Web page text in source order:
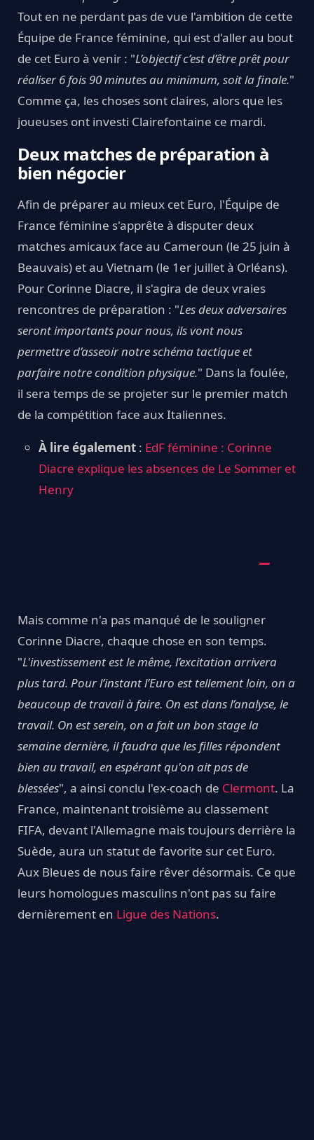
Tout en ne perdant pas de vue l'ambition de cette
Équipe de France féminine, qui est d'aller au bout
de cet Euro à venir : "L’objectif c’est d’être prêt pour
réaliser 6 fois 90 minutes au minimum, soit la finale."
Comme ça, les choses sont claires, alors que les
joueuses ont investi Clairefontaine ce mardi.
Deux matches de préparation à
bien négocier
Afin de préparer au mieux cet Euro, l'Équipe de
France féminine s'apprête à disputer deux
matches amicaux face au Cameroun (le 25 juin à
Beauvais) et au Vietnam (le 1er juillet à Orléans).
Pour Corinne Diacre, il s'agira de deux vraies
rencontres de préparation : "Les deux adversaires
seront importants pour nous, ils vont nous
permettre d’asseoir notre schéma tactique et
parfaire notre condition physique." Dans la foulée,
il sera temps de se projeter sur le premier match
de la compétition face aux Italiennes.
À lire également : EdF féminine : Corinne
Diacre explique les absences de Le Sommer et
Henry
Mais comme n'a pas manqué de le souligner
Corinne Diacre, chaque chose en son temps.
"L'investissement est le même, l’excitation arrivera
plus tard. Pour l’instant l’Euro est tellement loin, on a
beaucoup de travail à faire. On est dans l’analyse, le
travail. On est serein, on a fait un bon stage la
semaine dernière, il faudra que les filles répondent
bien au travail, en espérant qu'on ait pas de
blessées", a ainsi conclu l'ex-coach de Clermont. La
France, maintenant troisième au classement
FIFA, devant l'Allemagne mais toujours derrière la
Suède, aura un statut de favorite sur cet Euro.
Aux Bleues de nous faire rêver désormais. Ce que
leurs homologues masculins n'ont pas su faire
dernièrement en Ligue des Nations.